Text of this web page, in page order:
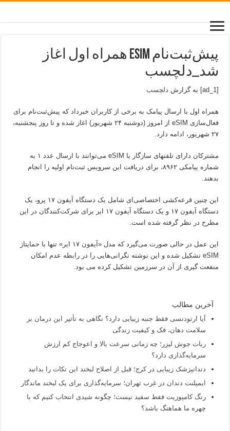
پیش‌ثبت‌نام eSIM همراه اول اغاز
شد_دلچسب
[ad_1] به گزارش دلچسب
همراه اول با ارسال پیامک به برخی از کاربران خبرداد که پیش‌ثبت‌نام برای
فعال‌سازی eSIM از امروز (دوشنبه ۲۴ شهریور) اغاز شده و تا روز پنجشنبه،
۲۷ شهریور، ادامه دارد.
مشترکان دارای تلفنهای سازگار با eSIM می‌توانند با ارسال عدد ۱ به
شماره پیامکی ۸۹۶۲، برای دریافت این سرویس ثبت‌نام اولیه را انجام
بدهند.
این چنین قرعه‌کشی اختصاصی‌ای شامل یک دستگاه آیفون ۱۷ پرو، یک
دستگاه آیفون ۱۷ و یک دستگاه آیفون ۱۷ ایر برای شرکت‌کنندگان در این
مطرح در نظر گرفته شده است.
این عمل در حالی صورت می‌گیرد که مدل «آیفون ۱۷ ایر» تنها با حمایتاز
eSIM تشکیل شده و این نوشته نگرانی‌هایی را در رابطه عدم امکان
منفعت گیری از آن در سرزمین تشکیل کرده می بود.
آخرین مطالب
آیا ارتودنسی فقط جنبه زیبایی دارد؟ نگاهی به تأثیر این درمان بر
سلامت دهان، فک و کیفیت زندگی
ربات جوش لیزر؛ چه زمانی سرعت بالا و اعوجاج کم ارزش
سرمایه‌گذاری دارد؟
دندانپزشک زیبایی در کرج؛ قبل از اصلاح لبخند این نکات را بدانید
ایمپلنت دندان در غرب تهران؛ سرمایه‌گذاری برای یک لبخند ماندگار
رنگ کامپوزیت فقط سفید نیست؛ چگونه شیدی انتخاب کنیم که با
چهره ما هماهنگ باشد؟